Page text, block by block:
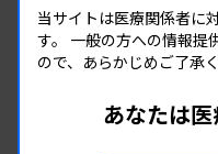
全領域
当サイトは医療関係者に
す。 一般の方への情報提
ので、あらかじめご了承
あなたは